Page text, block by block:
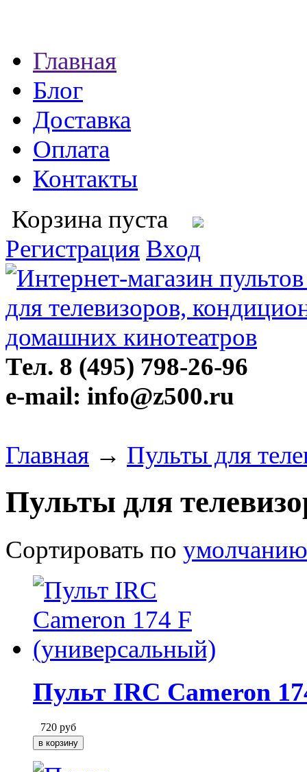
Главная
Блог
Доставка
Оплата
Контакты
Корзина пуста
Регистрация Вход
Тел. 8 (495) 798-26-96
e-mail: info@z500.ru
Главная → Пульты для
Пульты для
Сортировать по умолчанию
Пульт IRC Cameron
720 руб